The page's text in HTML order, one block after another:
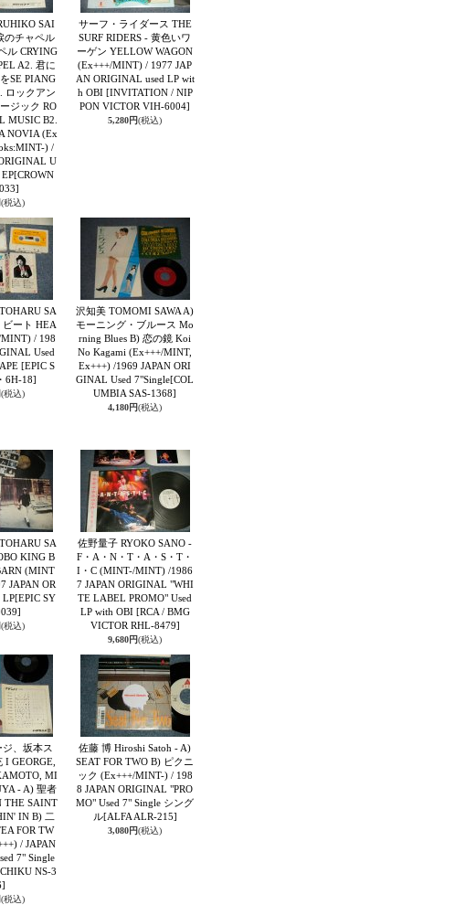
SAI
のチャペル
ル CRYING
A2. 君に
SE PIANG
ロックアン
ジック RO
MUSIC B2.
NOVIA (Ex
) /
U
[CROWN
(税込)
サーフ・ライダース THE
SURF RIDERS - 黄色いワ
ーゲン YELLOW WAGON
(Ex+++/MINT) / 1977 JAP
AN ORIGINAL used LP wit
h OBI [INVITATION / NIP
PON VICTOR VIH-6004]
5,280円(税込)
SA
ート HEA
/ 198
Used
[EPIC S
6H-18]
(税込)
沢知美 TOMOMI SAWA A)
モーニング・ブルース Mo
rning Blues B) 恋の鏡 Koi
No Kagami (Ex+++/MINT,
Ex+++) /1969 JAPAN ORI
GINAL Used 7"Single[COL
UMBIA SAS-1368]
4,180円(税込)
SA
KING B
(MINT
JAPAN OR
LP[EPIC SY
(税込)
佐野量子 RYOKO SANO -
F・A・N・T・A・S・T・
I・C (MINT-/MINT) /1986
7 JAPAN ORIGINAL "WHI
TE LABEL PROMO" Used
LP with OBI [RCA / BMG
VICTOR RHL-8479]
9,680円(税込)
、坂本ス
I GEORGE,
MI
- A) 聖者
THE SAINT
IN B) 二
FOR TW
/ JAPAN
7" Single
NS-3
(税込)
佐藤 博 Hiroshi Satoh - A)
SEAT FOR TWO B) ピクニ
ック (Ex+++/MINT-) / 198
8 JAPAN ORIGINAL "PRO
MO" Used 7" Single シング
ル[ALFA ALR-215]
3,080円(税込)